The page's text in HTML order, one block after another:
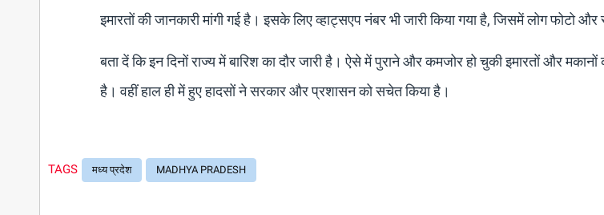
इमारतों की जानकारी मांगी गई है। इसके लिए व्हाट्सएप नंबर भी जारी किया गया है, जिसमें लोग फोटो
बता दें कि इन दिनों राज्य में बारिश का दौर जारी है। ऐसे में पुराने और कमजोर हो चुकी इमारतों और
है। वहीं हाल ही में हुए हादसों ने सरकार और प्रशासन को सचेत किया है।
TAGS मध्य प्रदेश MADHYA PRADESH